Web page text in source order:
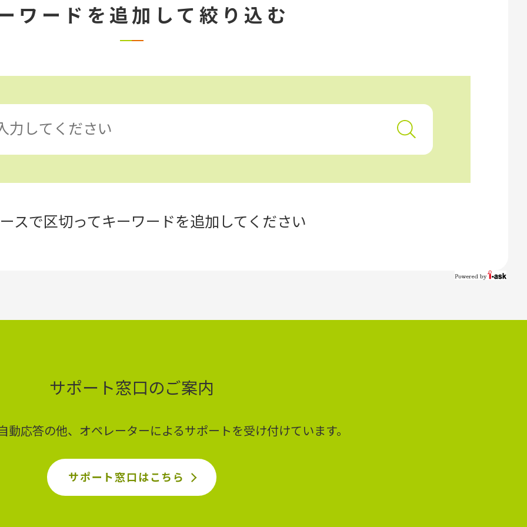
ワードを追加して絞り込む
スで区切ってキーワードを追加してください
サポート窓口のご案内
動応答の他、オペレーターによるサポートを受け付けています。
サポート窓口はこちら